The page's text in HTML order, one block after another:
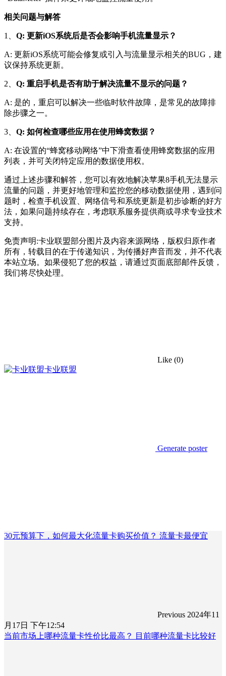
相关问题与解答
1、 Q: 更新iOS系统后是否会影响手机流量显示？
A: 更新iOS系统可能会修复或引入与流量显示相关的BUG，建
议保持系统更新。
2、 Q: 重启手机是否有助于解决流量不显示的问题？
A: 是的，重启可以解决一些临时软件故障，是常见的故障排
除步骤之一。
3、 Q: 如何检查哪些应用在使用蜂窝数据？
A: 在设置的“蜂窝移动网络”中下滑查看使用蜂窝数据的应用
列表，并可关闭特定应用的数据使用权。
通过上述步骤和解答，您可以有效地解决苹果8手机无法显示
流量的问题，并更好地管理和监控您的移动数据使用，遇到问
题时，检查手机设置、网络信号和系统更新是初步诊断的好方
法，如果问题持续存在，考虑联系服务提供商或寻求专业技术
支持。
免责声明:卡业联盟部分图片及内容来源网络，版权归原作者
所有，转载目的在于传递知识，为传播好声音而发，并不代表
本站立场。如果侵犯了您的权益，请通过页面底部邮件反馈，
我们将尽快处理。
Like (0)
卡业联盟
Generate poster
30元预算下，如何最大化流量卡购买价值？ 流量卡最便宜
Previous 2024年11
月17日 下午12:54
当前市场上哪种流量卡性价比最高？ 目前哪种流量卡比较好